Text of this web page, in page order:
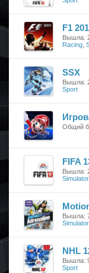
F1
Вышла:
Racing
SSX
Вышла:
Sport
Общий
FIFA
Вышла:
Simulator,
Вышла:
Simulator,
NHL
Вышла:
Sport